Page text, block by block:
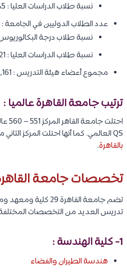
نسبة طلاب الدراسات العليا : 5%
عدد الطلاب الدوليين في الجامعة : 10,572 طالب وطالبة.
نسبة طلاب درجة البكالوريوس :
نسبة طلاب الدراسات العليا : 21%
مجموع أعضاء هيئة التدريس : 12,161
ترتيب جامعة القاهرة عالميا :
QS العالمي. كما أنها احتلت المركز الثاني ملحيًا بعد
بالقاهرة.
تخصصات جامعة
تضم جامعة القاهرة
تدريس العديد من التخصصات
1- كلية الهندسة :
هندسة الطيران والفضاء